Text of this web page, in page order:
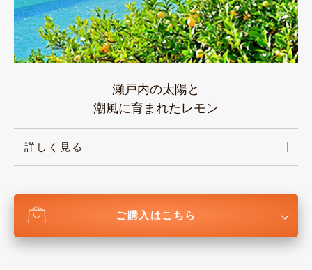
瀬戸内の太陽と
潮風に育まれたレモン
詳しく見る
ご購入はこちら